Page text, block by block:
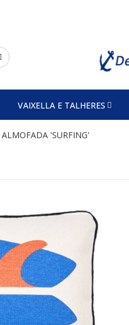
VAIXELLA E TALHERES
ALMOFADA 'SURFING'